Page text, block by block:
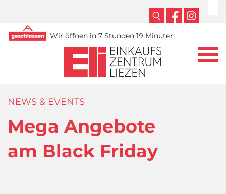
Wir öffnen in 7 Stunden 19 Minuten
NEWS & EVENTS
Mega Angebote
am Black Friday